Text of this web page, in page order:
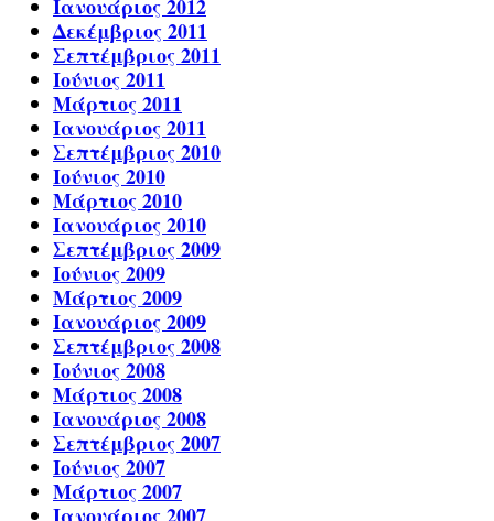
Ιανουάριος 2012
Δεκέμβριος 2011
Σεπτέμβριος 2011
Ιούνιος 2011
Μάρτιος 2011
Ιανουάριος 2011
Σεπτέμβριος 2010
Ιούνιος 2010
Μάρτιος 2010
Ιανουάριος 2010
Σεπτέμβριος 2009
Ιούνιος 2009
Μάρτιος 2009
Ιανουάριος 2009
Σεπτέμβριος 2008
Ιούνιος 2008
Μάρτιος 2008
Ιανουάριος 2008
Σεπτέμβριος 2007
Ιούνιος 2007
Μάρτιος 2007